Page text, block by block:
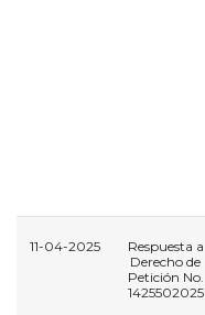
11-04-2025
Respuesta a
Derecho de
Petición No.
1425502025